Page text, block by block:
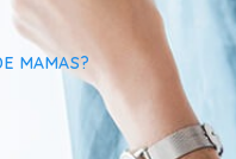
MAMAS?